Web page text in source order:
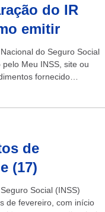
do IR
emitir
do Seguro Social
Meu INSS, site ou
fornecido
de
(17)
Social (INSS)
de fevereiro, com início